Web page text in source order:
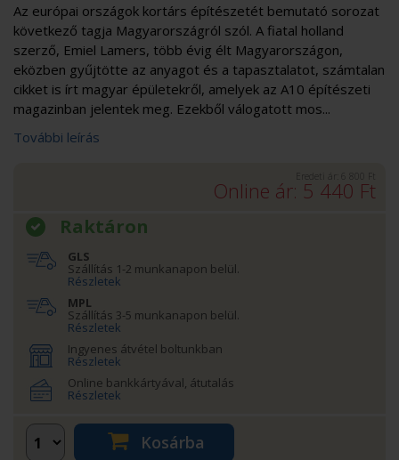
Az európai országok kortárs építészetét bemutató sorozat
következő tagja Magyarországról szól. A fiatal holland
szerző, Emiel Lamers, több évig élt Magyarországon,
eközben gyűjtötte az anyagot és a tapasztalatot, számtalan
cikket is írt magyar épületekről, amelyek az A10 építészeti
magazinban jelentek meg. Ezekből válogatott mos...
További leírás
Eredeti ár: Ft
Online ár: 5 440 Ft
Raktáron
GLS
Szállítás 1-2 munkanapon belül.
Részletek
MPL
Szállítás 3-5 munkanapon belül.
Részletek
Ingyenes átvétel boltunkban
Részletek
Online bankkártyával, átutalás
Részletek
Kosárba